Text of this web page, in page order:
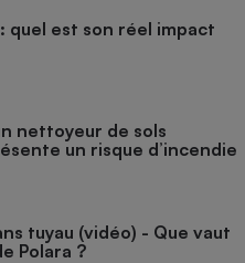
quel est son réel impact
nettoyeur de sols
un risque d’incendie
tuyau (vidéo) - Que vaut
Polara ?